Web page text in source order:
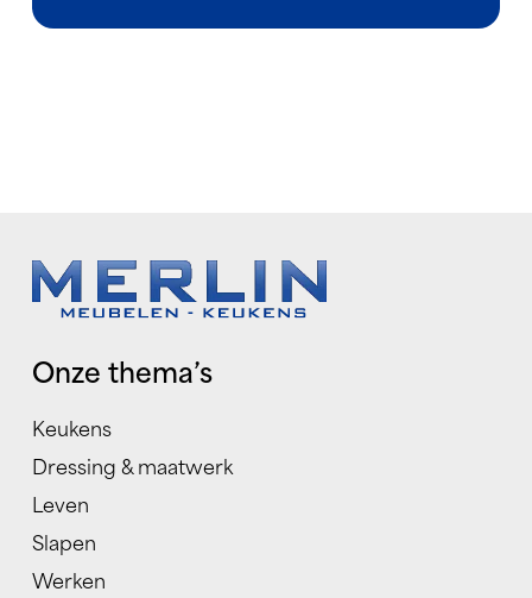
Onze thema’s
Keukens
Dressing & maatwerk
Leven
Slapen
Werken